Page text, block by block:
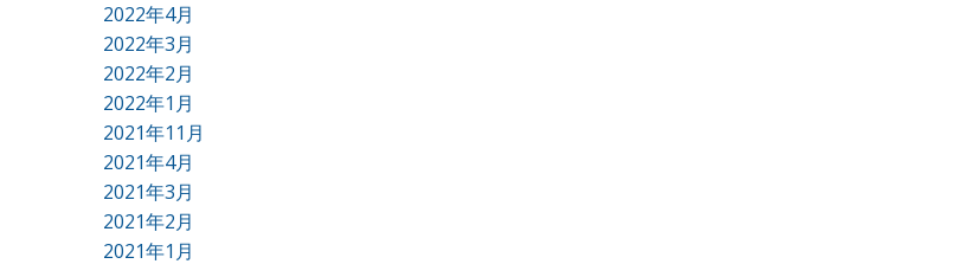
2022年4月
2022年3月
2022年2月
2022年1月
2021年11月
2021年4月
2021年3月
2021年2月
2021年1月